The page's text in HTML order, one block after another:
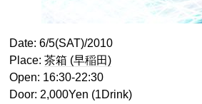
Date: 6/5(SAT)/2010
Place: 茶箱 (早稲田)
Open: 16:30-22:30
Door: 2,000Yen (1Drink)